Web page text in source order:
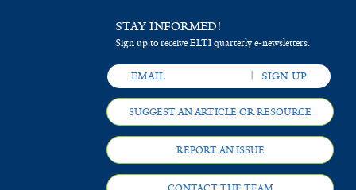
STAY INFORMED!
Sign up to receive ELTI quarterly e-newsletters.
SUGGEST AN ARTICLE OR RESOURCE
REPORT AN ISSUE